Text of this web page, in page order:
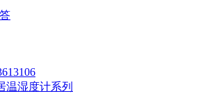
温湿度计系列